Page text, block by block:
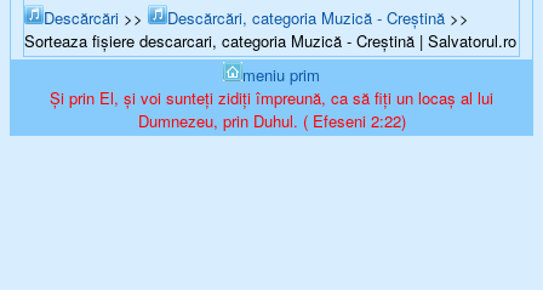
Descărcări >> Descărcări, categoria Muzică - Creştină >>
Sorteaza fișiere descarcari, categoria Muzică - Creştină | Salvatorul.ro
meniu prim
Și prin El, și voi sunteți zidiți împreună, ca să fiți un locaș al lui
Dumnezeu, prin Duhul. ( Efeseni 2:22)